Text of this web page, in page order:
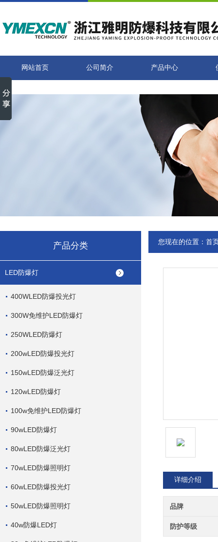
网站首页 公司简介 产品中心
产品分类
LED防爆灯
400WLED防爆投光灯
300W免维护LED防爆灯
250WLED防爆灯
200wLED防爆投光灯
150wLED防爆泛光灯
120wLED防爆灯
100w免维护LED防爆灯
90wLED防爆灯
80wLED防爆泛光灯
70wLED防爆照明灯
60wLED防爆投光灯
50wLED防爆照明灯
40w防爆LED灯
您现在的位置： 首
详细介绍
品牌
防护等级